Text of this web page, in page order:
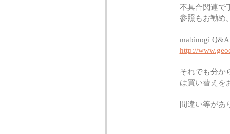
不具合関連で
参照もお勧め
mabinogi Q&A
http://
それでも分か
は買い替えを
間違い等があ